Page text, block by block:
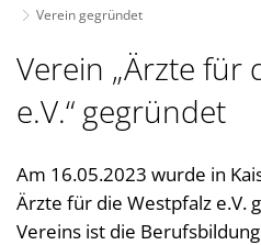
Abteilungen
Standorte
Downloads
Gleichstellung im
Kreishandbuch
Südwestpfalz-Portal
Meine Heimat
Verein gegründet
Verein „Ärzte für
e.V.“ gegründet
Am 16.05.2023 wurde in
Ärzte für die Westpfalz e.V.
Vereins ist die